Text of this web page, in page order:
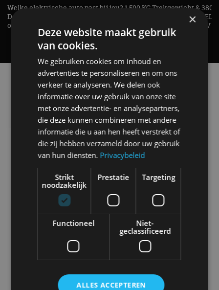
Welke elektrische auto past bij jou?
De EV Experience geeft antwoord
op je vraag! - AutoRAI TV
1.500 KG Trekgewicht & 380
elektrische pk's, maar
AUTO is het? - AutoRAI TV
Alle automerken
Selecteer een merk voor meer informatie, modellen
en alle nieuwsberichten
Abarth Aiways Alfa Romeo
Aston Martin Audi Bentley BMW
×
Deze website maakt gebruik
van cookies.
We gebruiken cookies om inhoud en
advertenties te personaliseren en om ons
verkeer te analyseren. We delen ook
informatie over uw gebruik van onze site
met onze advertentie- en analysepartners,
die deze kunnen combineren met andere
informatie die u aan hen heeft verstrekt of
die zij hebben verzameld door uw gebruik
van hun diensten. Privacybeleid
Strikt
noodzakelijk
Prestatie Targeting
Functioneel
Niet-
geclassificeerd
ALLES ACCEPTEREN